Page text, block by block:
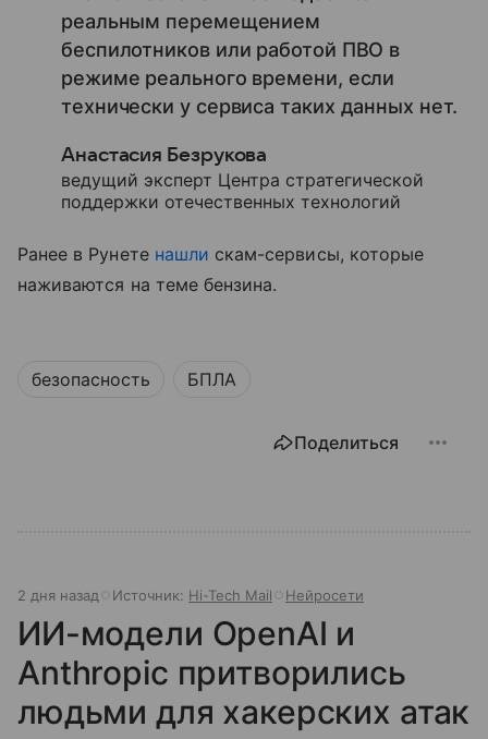
реальным перемещением
беспилотников или работой ПВО в
режиме реального времени, если
технически у сервиса таких данных нет.
Анастасия Безрукова
ведущий эксперт Центра стратегической
поддержки отечественных технологий
Ранее в Рунете нашли скам-сервисы, которые
наживаются на теме бензина.
безопасность БПЛА
Поделиться
2 дня назад Источник: Hi-Tech Mail Нейросети
ИИ-модели OpenAI и
Anthropic притворились
людьми для хакерских атак